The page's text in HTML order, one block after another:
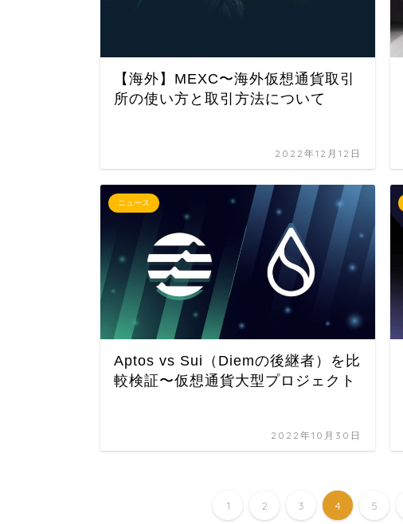
【海外】MEXC〜海外仮想通貨取引
所の使い方と取引方法について
2022年12月12日
ニュース
Aptos vs Sui（Diemの後継者）を比
較検証〜仮想通貨大型プロジェクト
2022年10月30日
1 2 3 4 5